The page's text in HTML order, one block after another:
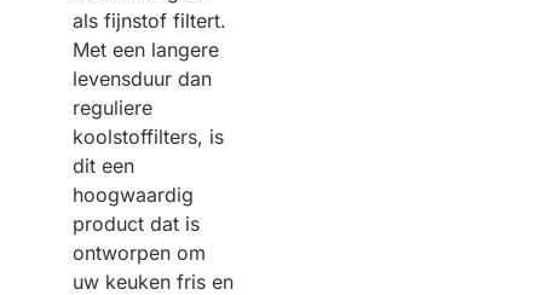
als fijnstof filtert.
Met een langere
levensduur dan
reguliere
koolstoffilters, is
dit een
hoogwaardig
product dat is
ontworpen om
uw keuken fris en